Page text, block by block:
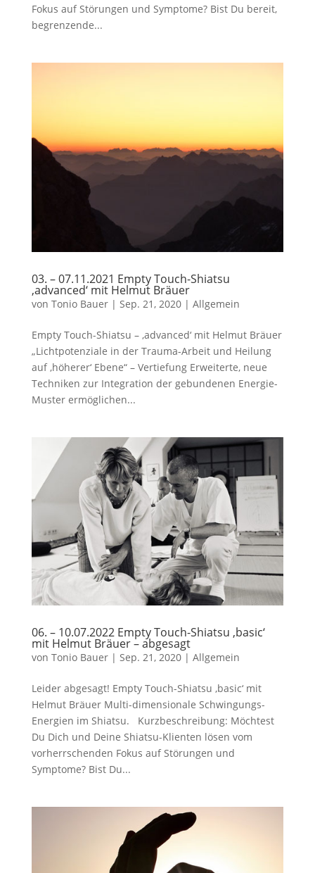
Fokus auf Störungen und Symptome? Bist Du bereit,
begrenzende...
03. – 07.11.2021 Empty Touch-Shiatsu
‚advanced‘ mit Helmut Bräuer
von Tonio Bauer| Sep. 21, 2020| Allgemein
Empty Touch-Shiatsu – ‚advanced‘ mit Helmut Bräuer
„Lichtpotenziale in der Trauma-Arbeit und Heilung
auf ‚höherer‘ Ebene“ – Vertiefung Erweiterte, neue
Techniken zur Integration der gebundenen Energie-
Muster ermöglichen...
06. – 10.07.2022 Empty Touch-Shiatsu ‚basic‘
mit Helmut Bräuer – abgesagt
von Tonio Bauer| Sep. 21, 2020| Allgemein
Leider abgesagt! Empty Touch-Shiatsu ‚basic‘ mit
Helmut Bräuer Multi-dimensionale Schwingungs-
Energien im Shiatsu. Kurzbeschreibung: Möchtest
Du Dich und Deine Shiatsu-Klienten lösen vom
vorherrschenden Fokus auf Störungen und
Symptome? Bist Du...